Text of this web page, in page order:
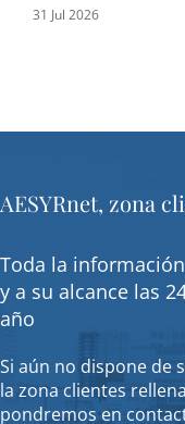
31 Jul 2026
AESYRnet, zona
Toda la
y a su alcance las
año
Si aún no dispone de
la zona clientes
pondremos en